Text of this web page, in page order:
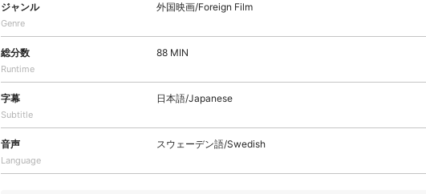
ジャンル
Genre
外国映画/Foreign Film
総分数
Runtime
88 MIN
字幕
Subtitle
日本語/Japanese
音声
Language
スウェーデン語/Swedish